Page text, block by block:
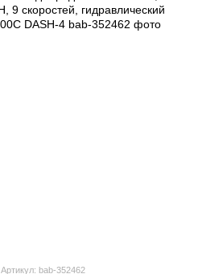
Артикул: bab-352462